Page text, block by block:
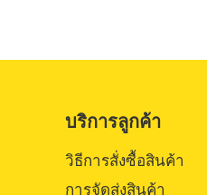
บริการลูกค้า
วิธีการสั่งซื้อสินค้า
การจัดส่งสินค้า